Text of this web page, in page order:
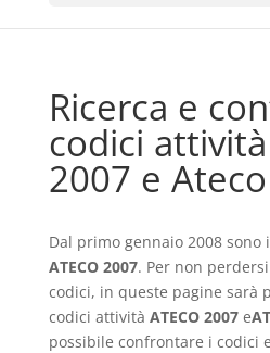
Ricerca e
codici
2007 e
Dal primo gennaio 2008 sono
ATECO 2007. Per non
codici, in queste pagine sarà
codici attività ATECO 2007e
possibile confrontare i codici